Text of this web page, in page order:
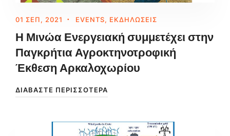
01 ΣΕΠ, 2021 EVENTS, ΕΚΔΗΛΏΣΕΙΣ
Η Μινώα Ενεργειακή συμμετέχει στην
Παγκρήτια Αγροκτηνοτροφική
Έκθεση Αρκαλοχωρίου
ΔΙΑΒΆΣΤΕ ΠΕΡΙΣΣΌΤΕΡΑ